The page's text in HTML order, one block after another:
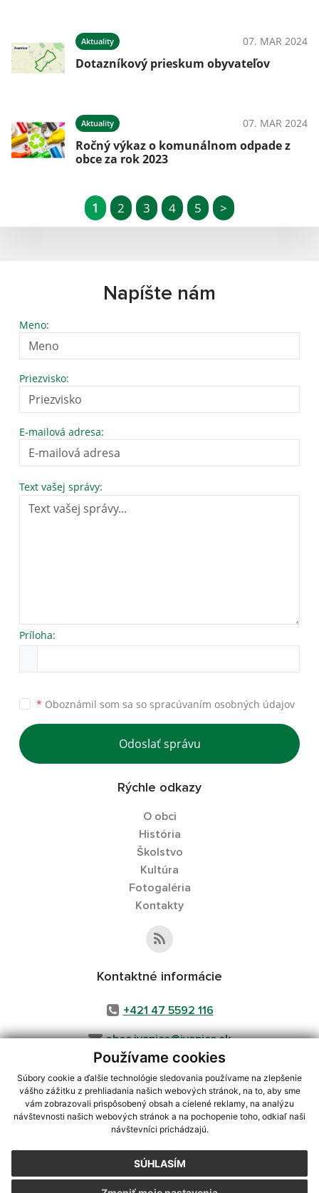
Používame cookies
Súbory cookie a ďalšie technológie sledovania používame na zlepšenie
vášho zážitku z prehliadania našich webových stránok, na to, aby sme
vám zobrazovali prispôsobený obsah a cielené reklamy, na analýzu
návštevnosti našich webových stránok a na pochopenie toho, odkiaľ naši
návštevníci prichádzajú.
SÚHLASÍM
Aktuality 07. MAR 2024
Dotazníkový prieskum obyvateľov
Aktuality 07. MAR 2024
Ročný výkaz o komunálnom odpade z
obce za rok 2023
1 2 3 4 5 >
Napíšte nám
Meno:
Priezvisko:
E-mailová adresa:
Text vašej správy:
Príloha:
* Oboznámil som sa so spracúvaním osobných údajov
Odoslať správu
Rýchle odkazy
O obci
História
Školstvo
Kultúra
Fotogaléria
Kontakty
Kontaktné informácie
+421 47 5592 116
obec.ivanice@ivanice.sk
využite možnosť získavania aktuálnych informácií s využitím RSS
CMS systém (redakčný) systém ECHELON 2,Mapa stránok,web portál
webex.digital, s.r.o.,domény,registrácia domény
Posledná aktualizácia:03.08.2026